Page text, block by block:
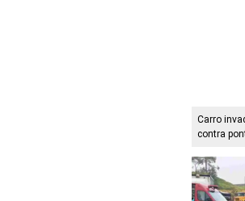
Carro
contra